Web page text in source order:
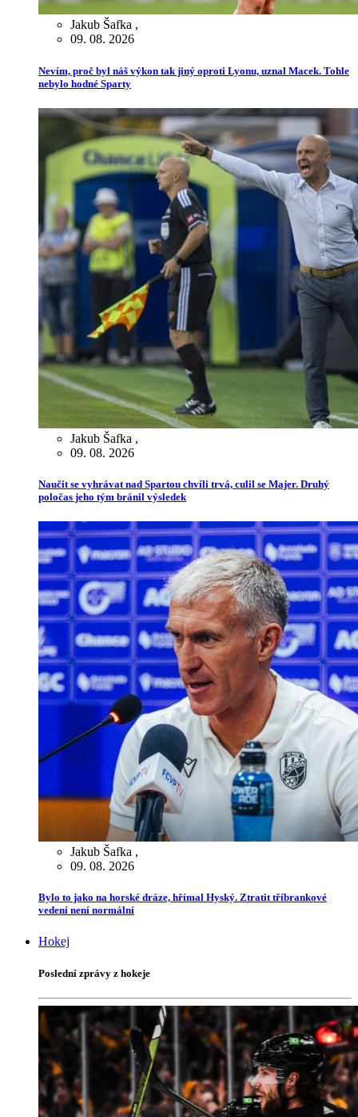
Jakub Šafka ,
09. 08. 2026
Nevím, proč byl náš výkon tak jiný oproti Lyonu, uznal Macek. Tohle
nebylo hodné Sparty
Jakub Šafka ,
09. 08. 2026
Naučit se vyhrávat nad Spartou chvíli trvá, culil se Majer. Druhý
poločas jeho tým bránil výsledek
Jakub Šafka ,
09. 08. 2026
Bylo to jako na horské dráze, hřímal Hyský. Ztratit tříbrankové
vedení není normální
Hokej
Poslední zprávy z hokeje